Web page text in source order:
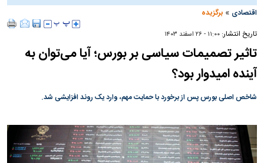
اقتصادی »برگزیده
تاریخ انتشار:۱۱:۰۰ - ۲۶ اسفند ۱۴۰۳
تاثیر تصمیمات سیاسی بر بورس؛ آیا می‌توان به
آینده امیدوار بود؟
شاخص اصلی بورس پس از برخورد با حمایت مهم، وارد یک روند افزایشی شد.